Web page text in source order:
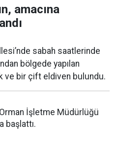
amacına
sabah saatlerinde
bölgede yapılan
ve bir çift eldiven bulundu.
İşletme Müdürlüğü
başlattı.